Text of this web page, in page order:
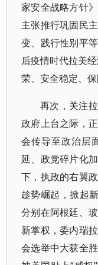
家安全战略方针
主张推行巩固民
变、践行性别平
后疫情时代拉美
荣、安全稳定、保
再次，关注
政府上台之际，
会传导至政治层
延、政党碎片化
下，执政的右翼
趁势崛起，掀起
分别在阿根廷、
新掌权，委内瑞
会选举中大获全